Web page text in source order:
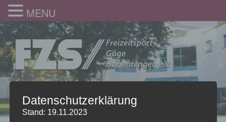
MENU
Datenschutzerklärung
Stand: 19.11.2023